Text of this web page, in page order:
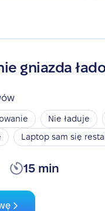
gniazda
Nie ładuje
Laptop sam się
15 min